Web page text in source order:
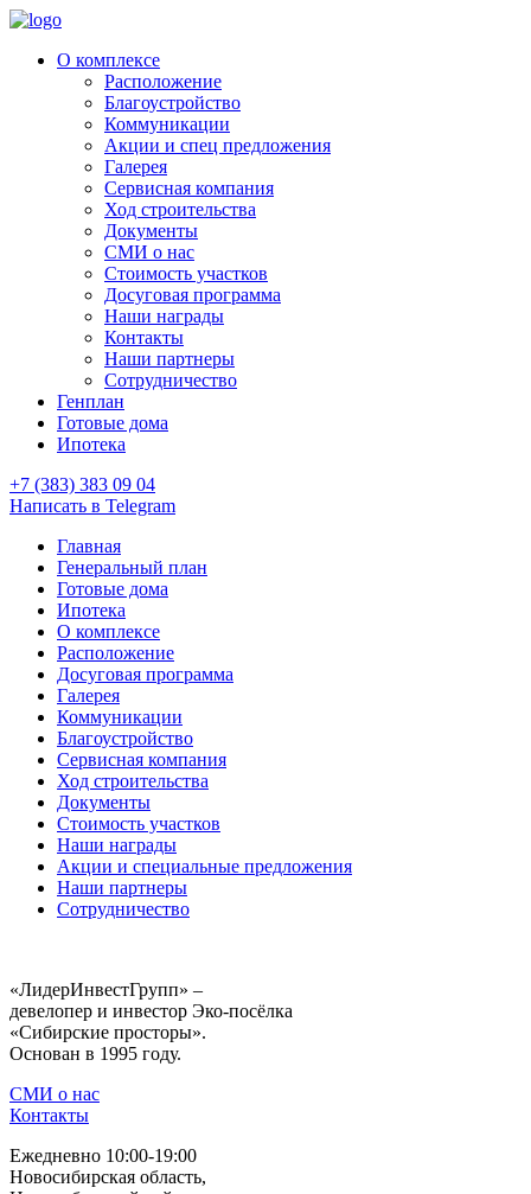
О комплексе
Расположение
Благоустройство
Коммуникации
Акции и спец предложения
Галерея
Сервисная компания
Ход строительства
Документы
СМИ о нас
Стоимость участков
Досуговая программа
Наши награды
Контакты
Наши партнеры
Сотрудничество
Генплан
Готовые дома
Ипотека
+7 (383) 383 09 04
Написать в Telegram
Главная
Генеральный план
Готовые дома
Ипотека
О комплексе
Расположение
Досуговая программа
Галерея
Коммуникации
Благоустройство
Сервисная компания
Ход строительства
Документы
Стоимость участков
Наши награды
Акции и специальные предложения
Наши партнеры
Сотрудничество
«ЛидерИнвестГрупп» –
девелопер и инвестор Эко-посёлка
«Сибирские просторы».
Основан в 1995 году.
СМИ о нас
Контакты
Ежедневно 10:00-19:00
Новосибирская область,